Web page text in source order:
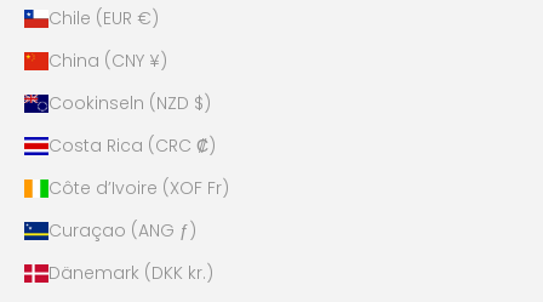
Chile (EUR €)
China (CNY ¥)
Cookinseln (NZD $)
Costa Rica (CRC ₡)
Côte d’Ivoire (XOF Fr)
Curaçao (ANG ƒ)
Dänemark (DKK kr.)